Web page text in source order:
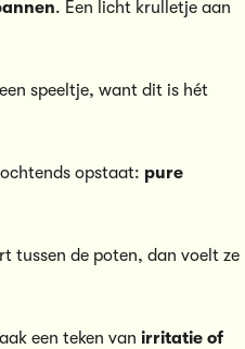
. Een licht krulletje aan
speeltje, want dit is hét
opstaat: pure
tussen de poten, dan voelt ze
een teken van irritatie of